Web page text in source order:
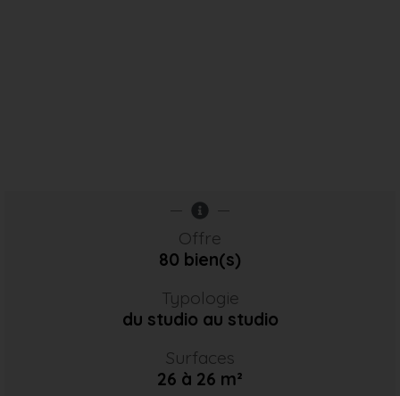
Offre
80 bien(s)
Typologie
du studio au studio
Surfaces
26 à 26 m²